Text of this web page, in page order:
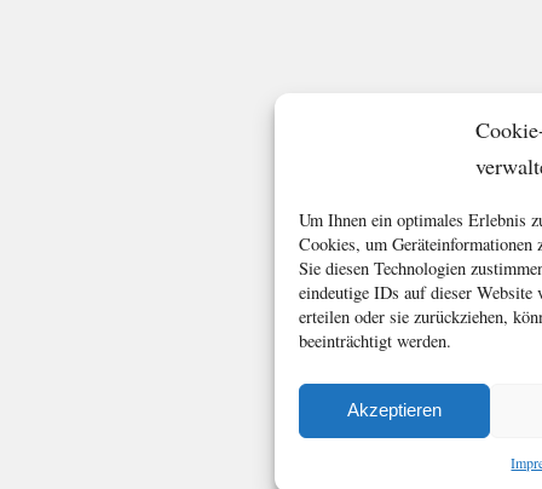
Um Ihnen ein optimales Erlebnis
Cookies, um Geräteinformationen
Sie diesen Technologien
eindeutige IDs auf dieser
erteilen oder sie zurückziehen,
beeinträchtigt werden.
Akzeptieren